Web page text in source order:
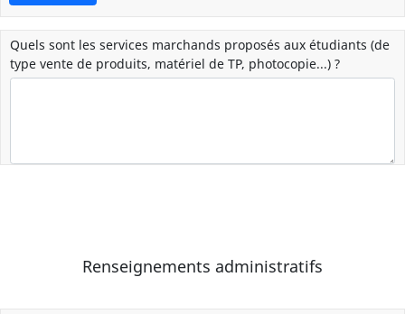
Quels sont les services marchands proposés aux étudiants (de
type vente de produits, matériel de TP, photocopie...) ?
Renseignements administratifs